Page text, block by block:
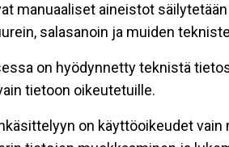
manuaaliset aineistot
salasanoin ja muiden
on hyödynnetty teknistä
tietoon oikeutetuille.
on käyttöoikeudet